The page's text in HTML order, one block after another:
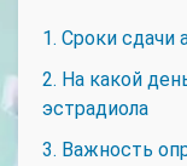
1. Сроки сдачи
2. На какой
эстрадиола
3. Важность